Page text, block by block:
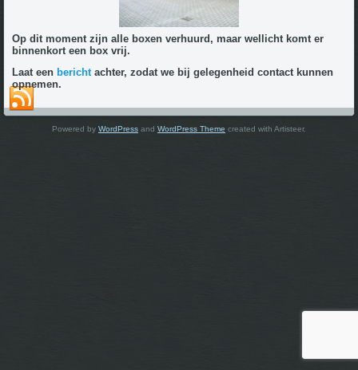
Op dit moment zijn alle boxen verhuurd, maar wellicht komt er
binnenkort een box vrij.
Laat een berichtachter, zodat we bij gelegenheid contact kunnen
opnemen.
Powered by WordPress and WordPress Theme created with Artisteer.